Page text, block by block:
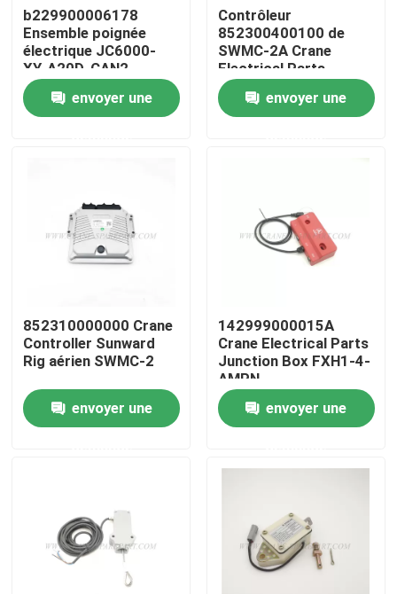
Aperçu
Visite d'usine
Contact
nouvelles
Pièces de rechange de grue
Crane Electrical Parts
b229900006178
Ensemble poignée
électrique JC6000-
XY-A20D-CAN2
envoyer une
Contrôleur
852300400100 de
SWMC-2A Crane
Electrical Parts
Sunward Rig
envoyer une
852310000000 Crane
Controller Sunward
Rig aérien SWMC-2
envoyer une
142999000015A
Crane Electrical Parts
Junction Box FXH1-4-
AMPN
envoyer une